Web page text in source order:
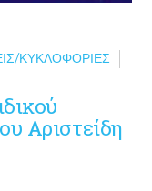
ΚΥΚΛΟΦΟΡΊΕΣ
Αριστείδη